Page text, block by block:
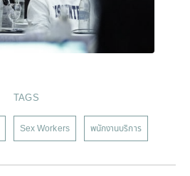
TAGS
Sex Workers พนักงานบริการ